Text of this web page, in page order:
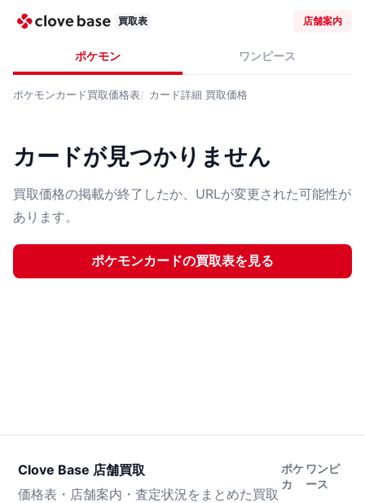
買取表 店舗案内
ポケモン ワンピース
ポケモンカード買取価格表 カード詳細 買取価格
カードが見つかりません
買取価格の掲載が終了したか、URLが変更された可能性が
あります。
ポケモンカードの買取表を見る
Clove Base 店舗買取
価格表・店舗案内・査定状況をまとめた買取
ポケ
カ
ワンピ
ース